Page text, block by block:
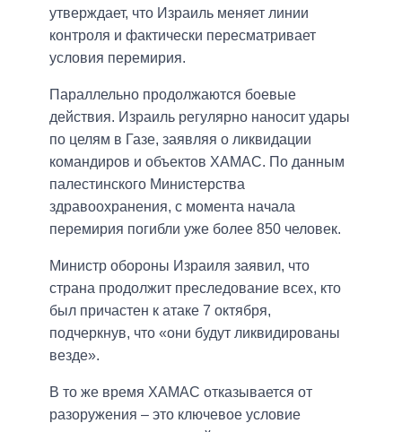
утверждает, что Израиль меняет линии
контроля и фактически пересматривает
условия перемирия.
Параллельно продолжаются боевые
действия. Израиль регулярно наносит удары
по целям в Газе, заявляя о ликвидации
командиров и объектов ХАМАС. По данным
палестинского Министерства
здравоохранения, с момента начала
перемирия погибли уже более 850 человек.
Министр обороны Израиля заявил, что
страна продолжит преследование всех, кто
был причастен к атаке 7 октября,
подчеркнув, что «они будут ликвидированы
везде».
В то же время ХАМАС отказывается от
разоружения – это ключевое условие